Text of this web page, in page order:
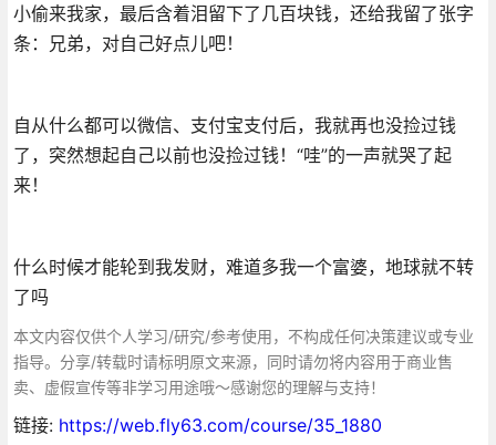
小偷来我家，最后含着泪留下了几百块钱，还给我留了张字
条：兄弟，对自己好点儿吧！
自从什么都可以微信、支付宝支付后，我就再也没捡过钱
了，突然想起自己以前也没捡过钱！“哇”的一声就哭了起
来！
什么时候才能轮到我发财，难道多我一个富婆，地球就不转
了吗
本文内容仅供个人学习/研究/参考使用，不构成任何决策建议或专业
指导。分享/转载时请标明原文来源，同时请勿将内容用于商业售
卖、虚假宣传等非学习用途哦～感谢您的理解与支持！
链接: https://web.fly63.com/course/35_1880